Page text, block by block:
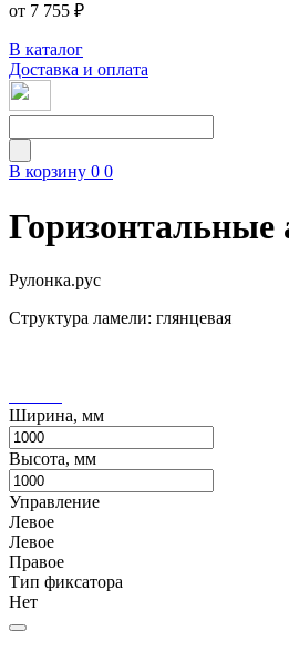
от 7 755 ₽
В каталог
Доставка и оплата
В корзину 0 0
Рулонка.рус
Структура ламели: глянцевая
Ширина, мм
Высота, мм
Управление
Левое
Левое
Правое
Тип фиксатора
Нет